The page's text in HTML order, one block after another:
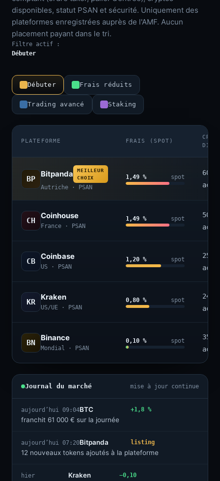
disponibles, statut PSAN et sécurité. Uniquement des
plateformes enregistrées auprès de l'AMF. Aucun
placement payant dans le tri.
Filtre actif :
Débuter
Débuter Frais réduits
Trading avancé Staking
PLATEFORME FRAIS (SPOT)
BP
Bitpanda
MEILLEUR
CHOIX
Autriche · PSAN
1,49 % spot
600+
CH
Coinhouse
France · PSAN
1,49 % spot
50+
CB
Coinbase
US · PSAN
1,20 % spot
250+
KR
Kraken
US/UE · PSAN
0,80 % spot
240+
BN
Binance
Mondial · PSAN
0,10 % spot
350+
Journal du marché mise à jour continue
aujourd’hui 09:04BTC
franchit 61 000 € sur la journée
+1,8 %
aujourd’hui 07:20Bitpanda
12 nouveaux tokens ajoutés à la plateforme
listing
hier
Kraken
−0,10